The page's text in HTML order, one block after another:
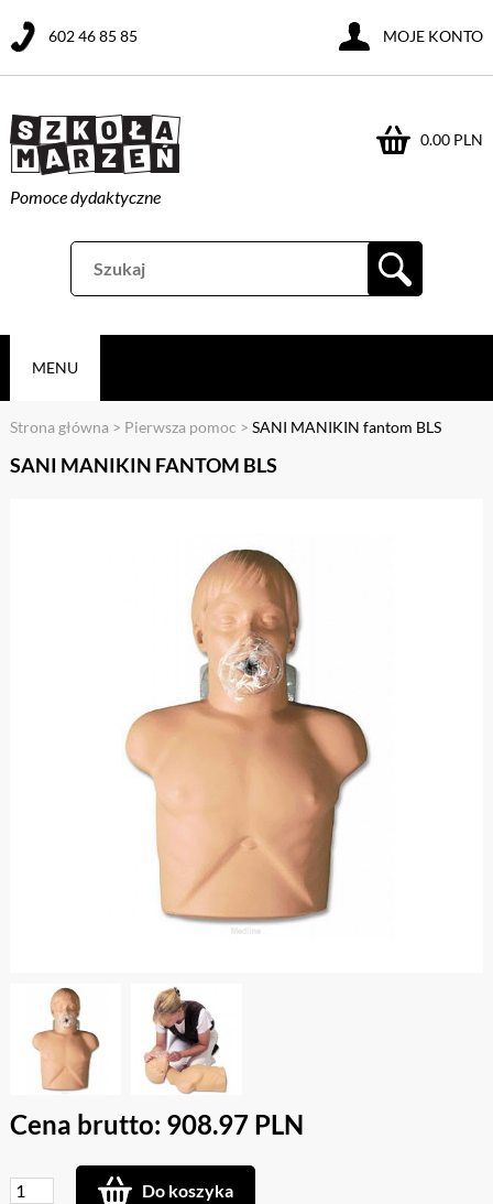
Pomoce dydaktyczne
0.00 PLN
602 46 85 85 MOJE KONTO
MENU
Strona główna > Pierwsza pomoc > SANI MANIKIN fantom BLS
SANI MANIKIN FANTOM BLS
Cena brutto: 908.97 PLN
Do koszyka